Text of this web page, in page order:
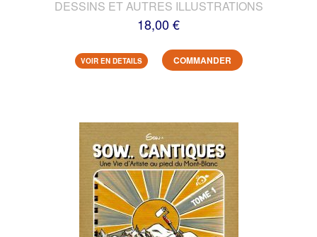
DESSINS ET AUTRES ILLUSTRATIONS
18,00 €
VOIR EN DETAILS COMMANDER